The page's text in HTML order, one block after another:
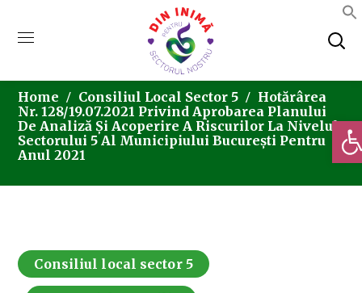
Home Consiliul Local Sector 5
Hotărârea
Nr. 128/19.07.2021 Privind Aprobarea Planului
De Analiză Și Acoperire A Riscurilor La Nivelul
Sectorului 5 Al Municipiului București Pentru
Anul 2021
Consiliul local sector 5